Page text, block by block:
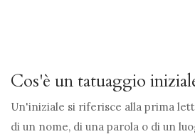
Cos'è un tatuaggio
Un'iniziale si riferisce alla prima
di un nome, di una parola o di un